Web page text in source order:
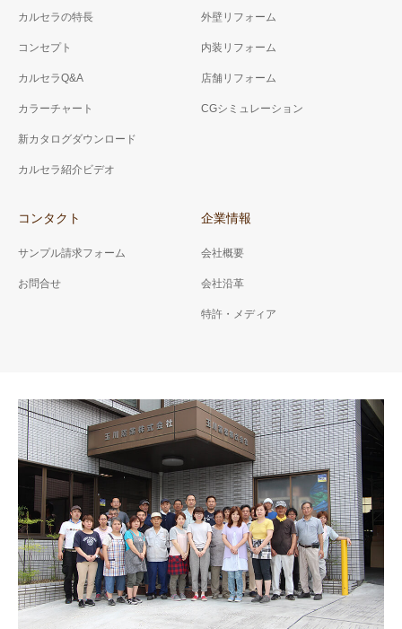
カルセラの特長
コンセプト
カルセラQ&A
カラーチャート
新カタログダウンロード
カルセラ紹介ビデオ
外壁リフォーム
内装リフォーム
店舗リフォーム
CGシミュレーション
コンタクト
サンプル請求フォーム
お問合せ
企業情報
会社概要
会社沿革
特許・メディア